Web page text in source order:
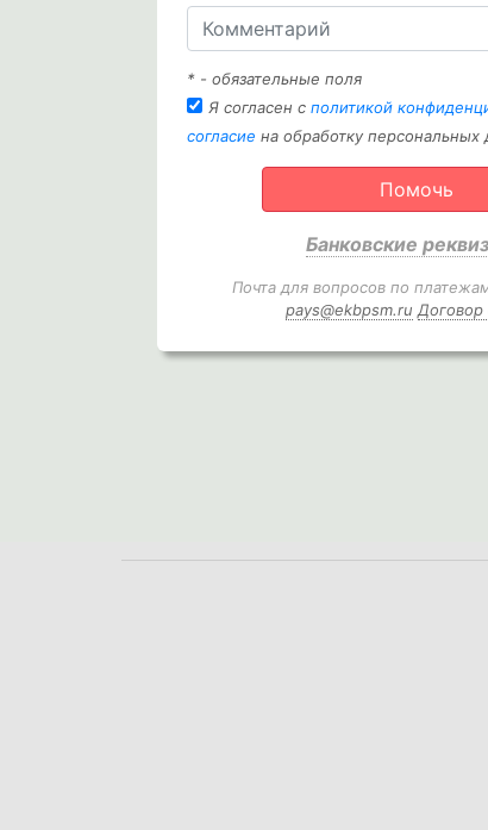
* - обязательные поля
Я согласен с политикой
согласие на обработку персональных
Помочь
Банковские
Почта для вопросов по
pays@ekbpsm.ru